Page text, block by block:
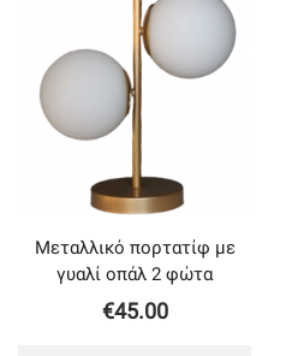
Μεταλλικό πορτατίφ με
γυαλί οπάλ 2 φώτα
€45.00